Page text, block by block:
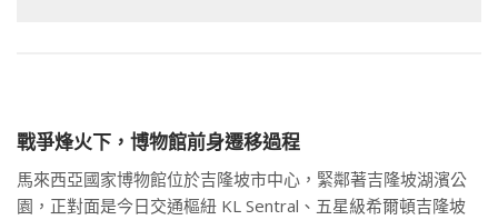
戰爭烽火下，博物館前身遷移過程
馬來西亞國家博物館位於吉隆坡市中心，緊鄰著吉隆坡湖濱公
園，正對面是今日交通樞紐 KL Sentral、五星級希爾頓吉隆坡